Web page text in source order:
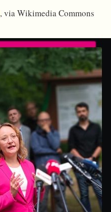
, via Wikimedia Commons